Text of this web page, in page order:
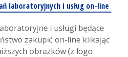
laboratoryjnych i usług on-line
i usługi będące
zakupić on-line klikając
obrazków (z logo